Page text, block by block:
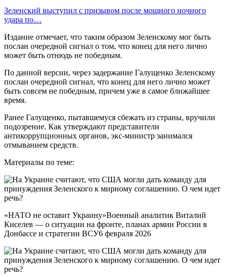
Зеленский выступил с призывом после мощного ночного
удара по…
Издание отмечает, что таким образом Зеленскому мог быть
послан очередной сигнал о том, что конец для него лично
может быть отнюдь не победным.
По данной версии, через задержание Галущенко Зеленскому
послан очередной сигнал, что конец для него лично может
быть совсем не победным, причем уже в самое ближайшее
время.
Ранее Галущенко, пытавшемуся сбежать из страны, вручили
подозрение. Как утверждают представители
антикоррупционных органов, экс-министр занимался
отмыванием средств.
Материалы по теме:
«НАТО не оставит Украину»Военный аналитик Виталий
Киселев — о ситуации на фронте, планах армии России в
Донбассе и стратегии ВСУ6 февраля 2026